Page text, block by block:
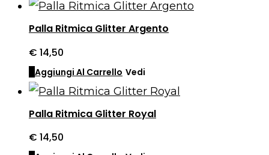
Palla Ritmica Glitter Argento
€ 14,50
Aggiungi Al Carrello Vedi
Palla Ritmica Glitter Royal
€ 14,50